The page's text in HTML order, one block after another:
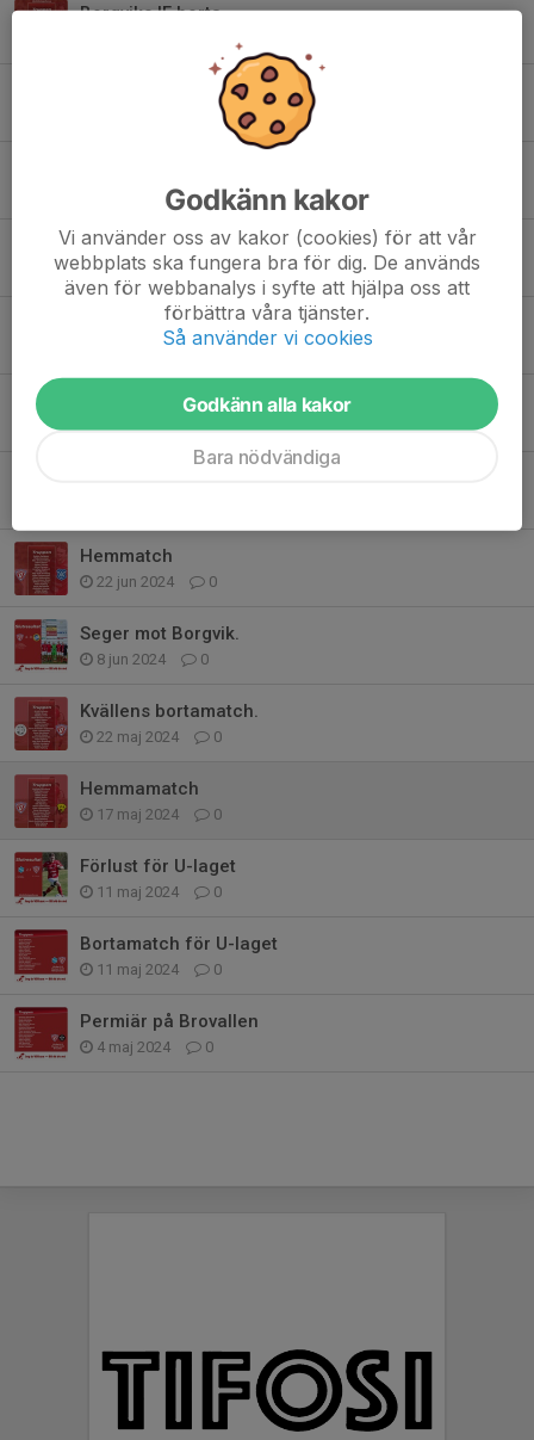
Borgviks IF borta
Inställt mot Borgvik
0
31 aug 2024 0
Hemmamatch för U-laget
30 aug 2024 0
Hemmamatch idag för U-laget
17 aug 2024 0
Seger mot Eskilsäter IF
29 jun 2024 0
Hemmatch
22 jun 2024 0
Seger mot Borgvik.
8 jun 2024 0
Kvällens bortamatch.
22 maj 2024 0
Hemmamatch
17 maj 2024 0
Förlust för U-laget
11 maj 2024 0
Bortamatch för U-laget
11 maj 2024 0
Permiär på Brovallen
4 maj 2024 0
Godkänn kakor
Vi använder oss av kakor (cookies) för att vår
webbplats ska fungera bra för dig. De används
även för webbanalys i syfte att hjälpa oss att
förbättra våra tjänster.
Så använder vi cookies
Godkänn alla kakor
Bara nödvändiga